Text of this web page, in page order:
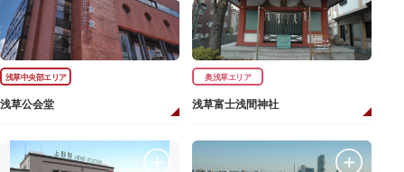
浅草中央部エリア
浅草公会堂
奥浅草エリア
浅草富士浅間神社